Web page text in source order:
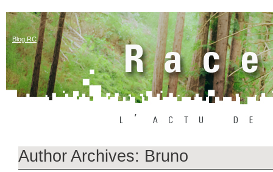
Blog RC
Author Archives: Bruno